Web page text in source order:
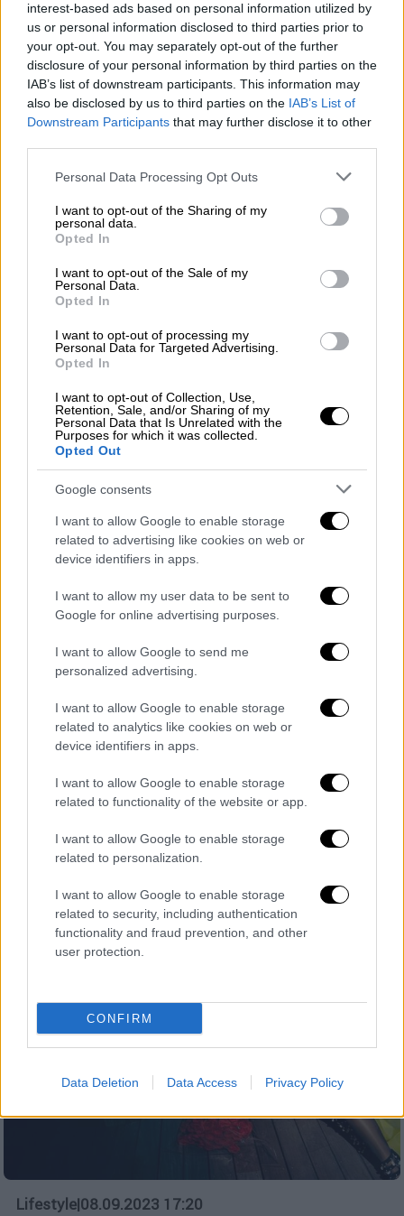
interest-based ads based on personal information utilized by
us or personal information disclosed to third parties prior to
your opt-out. You may separately opt-out of the further
disclosure of your personal information by third parties on the
IAB’s list of downstream participants. This information may
also be disclosed by us to third parties on the IAB’s List of
Downstream Participants that may further disclose it to other
Please note that this website/app uses one or more Google
not limited to your visit or usage behaviour. You may click to
grant or deny consent to Google and its third-party tags to
use your data for below specified purposes in below Google
consent section.
Personal Data Processing Opt Outs
I want to opt-out of the Sharing of my
personal data.
Opted In
I want to opt-out of the Sale of my
Personal Data.
Opted In
I want to opt-out of processing my
Personal Data for Targeted Advertising.
Opted In
I want to opt-out of Collection, Use,
Retention, Sale, and/or Sharing of my
Personal Data that Is Unrelated with the
Purposes for which it was collected.
Opted Out
Google consents
I want to allow Google to enable storage
related to advertising like cookies on web or
device identifiers in apps.
I want to allow my user data to be sent to
Google for online advertising purposes.
I want to allow Google to send me
personalized advertising.
I want to allow Google to enable storage
related to analytics like cookies on web or
device identifiers in apps.
I want to allow Google to enable storage
related to functionality of the website or app.
I want to allow Google to enable storage
related to personalization.
I want to allow Google to enable storage
related to security, including authentication
functionality and fraud prevention, and other
user protection.
CONFIRM
Data Deletion Data Access Privacy Policy
Fashion & Design| 23.10.2023 12:12
Loewe: Ανάρπαστη η κατακόκκινη
ολόσωμη φόρμα της Rihanna από το
Super Bowl 2023
Μόνο λίγες ώρες χρειάστηκαν μετά την
ανακοίνωση του διάσημου οίκου Loewe ότι
κυκλοφορεί μία ειδική έκδοση της κόκκινης
ολόσωμης φόρμας που είχε φορέσει η
Rihanna στο ημίχρονο του Super Bowl 2023
αξίας $2.900 να γίνει ανάρπαστη
Μουσική|16.09.2023 11:00
Κρις Μπράουν: Ο πρώην της Ριάνα
ισχυρίζεται ότι έχει 15.000
ακυκλοφόρητα τραγούδια
Το ενδέκατο άλμπουμ του Μπράουν, με
τίτλο «11:11», πρόκειται να κυκλοφορήσει
στις 11 Νοεμβρίου, με έντεκα τραγούδια
Lifestyle|08.09.2023 17:20